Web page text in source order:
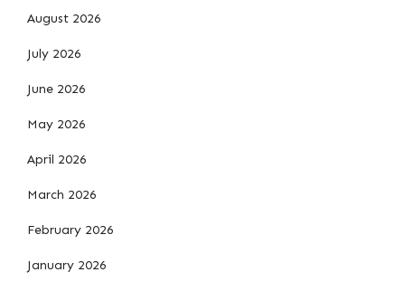
August 2026
July 2026
June 2026
May 2026
April 2026
March 2026
February 2026
January 2026